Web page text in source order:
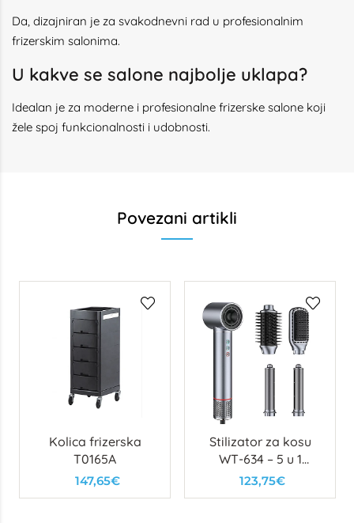
Da, dizajniran je za svakodnevni rad u profesionalnim
frizerskim salonima.
U kakve se salone najbolje uklapa?
Idealan je za moderne i profesionalne frizerske salone koji
žele spoj funkcionalnosti i udobnosti.
Povezani artikli
Kolica frizerska
T0165A
147,65€
Stilizator za kosu
WT-634 – 5 u 1
multifunkcionalni
uređaj za feniranje,
123,75€